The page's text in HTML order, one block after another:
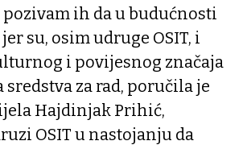
pozivam ih da u budućnosti
su, osim udruge OSIT, i
i povijesnog značaja
za rad, poručila je
Hajdinjak Prihić,
OSIT u nastojanju da